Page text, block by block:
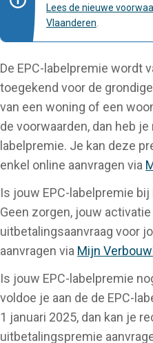
Lees de nieuwe
Vlaanderen
De EPC-labelpremie wordt
toegekend voor de
van een woning of een
de voorwaarden, dan heb je
labelpremie. Je kan deze
enkel online aanvragen via
Is jouw EPC-labelpremie
Geen zorgen, jouw
uitbetalingsaanvraag voor
aanvragen via Mijn
Is jouw EPC-labelpremie
voldoe je aan de de EPC-
1 januari 2025, dan kan je
uitbetalingspremie